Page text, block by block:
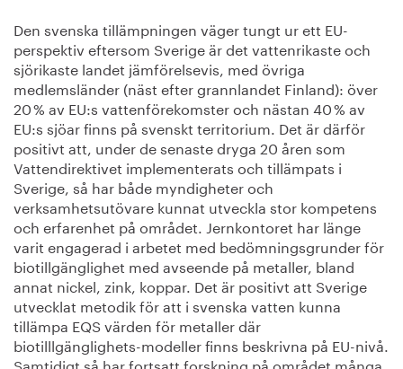
Den svenska tillämpningen väger tungt ur ett EU-
perspektiv eftersom Sverige är det vattenrikaste och
sjörikaste landet jämförelsevis, med övriga
medlemsländer (näst efter grannlandet Finland): över
20 % av EU:s vattenförekomster och nästan 40 % av
EU:s sjöar finns på svenskt territorium. Det är därför
positivt att, under de senaste dryga 20 åren som
Vattendirektivet implementerats och tillämpats i
Sverige, så har både myndigheter och
verksamhetsutövare kunnat utveckla stor kompetens
och erfarenhet på området. Jernkontoret har länge
varit engagerad i arbetet med bedömningsgrunder för
biotillgänglighet med avseende på metaller, bland
annat nickel, zink, koppar. Det är positivt att Sverige
utvecklat metodik för att i svenska vatten kunna
tillämpa EQS värden för metaller där
biotilllgänglighets-modeller finns beskrivna på EU-nivå.
Samtidigt så har fortsatt forskning på området många